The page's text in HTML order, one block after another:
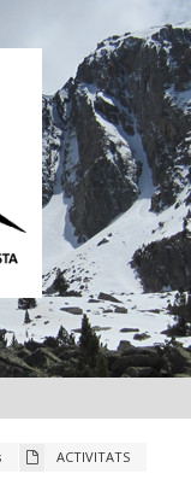
a
21
ACTIVITATS